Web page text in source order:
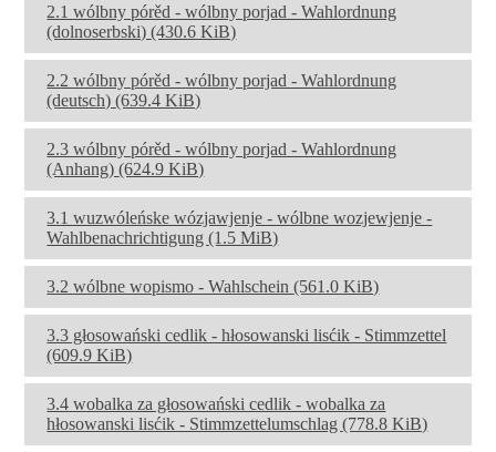
2.1 wólbny pórěd - wólbny porjad - Wahlordnung
(dolnoserbski)(430.6 KiB)
2.2 wólbny pórěd - wólbny porjad - Wahlordnung
(deutsch)(639.4 KiB)
2.3 wólbny pórěd - wólbny porjad - Wahlordnung
(Anhang)(624.9 KiB)
3.1 wuzwóleńske wózjawjenje - wólbne wozjewjenje -
Wahlbenachrichtigung(1.5 MiB)
3.2 wólbne wopismo - Wahlschein(561.0 KiB)
3.3 głosowański cedlik - hłosowanski lisćik - Stimmzettel
(609.9 KiB)
3.4 wobalka za głosowański cedlik - wobalka za
hłosowanski lisćik - Stimmzettelumschlag(778.8 KiB)